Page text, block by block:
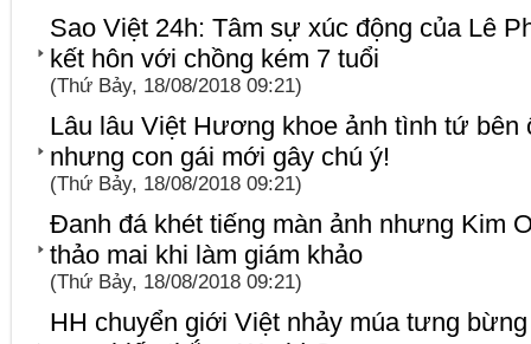
Sao Việt 24h: Tâm sự xúc động của Lê
kết hôn với chồng kém 7 tuổi
(Thứ Bảy, 18/08/2018 09:21)
Lâu lâu Việt Hương khoe ảnh tình tứ bên
nhưng con gái mới gây chú ý!
(Thứ Bảy, 18/08/2018 09:21)
Đanh đá khét tiếng màn ảnh nhưng Kim
thảo mai khi làm giám khảo
(Thứ Bảy, 18/08/2018 09:21)
HH chuyển giới Việt nhảy múa tưng